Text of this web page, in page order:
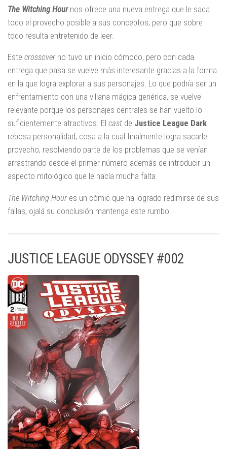
The Witching Hournos ofrece una nueva entrega que le saca
todo el provecho posible a sus conceptos, pero que sobre
todo resulta entretenido de leer.
Este crossover no tuvo un inicio cómodo, pero con cada
entrega que pasa se vuelve más interesante gracias a la forma
en la que logra explorar a sus personajes. Lo que podría ser un
enfrentamiento con una villana mágica genérica, se vuelve
relevante porque los personajes centrales se han vuelto lo
suficientemente atractivos. El cast de Justice League Dark
rebosa personalidad, cosa a la cual finalmente logra sacarle
provecho, resolviendo parte de los problemas que se venían
arrastrando desde el primer número además de introducir un
aspecto mitológico que le hacía mucha falta.
The Witching Hour es un cómic que ha logrado redimirse de sus
fallas, ojalá su conclusión mantenga este rumbo.
JUSTICE LEAGUE ODYSSEY #002